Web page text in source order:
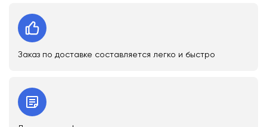
Заказ по доставке составляется легко и быстро